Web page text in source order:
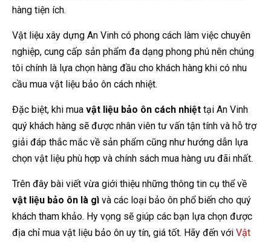
hàng tiện ích.
Vật liệu xây dựng An Vinh có phong cách làm việc chuyên
nghiệp, cung cấp sản phẩm đa dạng phong phú nên chúng
tôi chính là lựa chọn hàng đầu cho khách hàng khi có nhu
cầu mua vật liệu bảo ôn cách nhiệt.
Đặc biệt, khi mua vật liệu bảo ôn cách nhiệt tại An Vinh
quý khách hàng sẽ được nhân viên tư vấn tận tính và hỗ trợ
giải đáp thắc mắc về sản phẩm cũng như hướng dẫn lựa
chọn vật liệu phù hợp và chính sách mua hàng ưu đãi nhất.
Trên đây bài viết vừa giới thiệu những thông tin cụ thể về
vật liệu bảo ôn là gì và các loại bảo ôn phổ biến cho quý
khách tham khảo. Hy vọng sẽ giúp các bạn lựa chọn được
địa chỉ mua vật liệu bảo ôn uy tín, giá tốt. Hãy đến với Vật